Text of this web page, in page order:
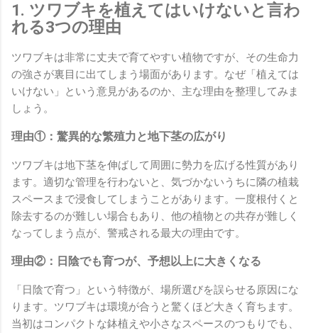
1. ツワブキを植えてはいけないと言わ
れる3つの理由
ツワブキは非常に丈夫で育てやすい植物ですが、その生命力
の強さが裏目に出てしまう場面があります。なぜ「植えては
いけない」という意見があるのか、主な理由を整理してみま
しょう。
理由①：驚異的な繁殖力と地下茎の広がり
ツワブキは地下茎を伸ばして周囲に勢力を広げる性質があり
ます。適切な管理を行わないと、気づかないうちに隣の植栽
スペースまで浸食してしまうことがあります。一度根付くと
除去するのが難しい場合もあり、他の植物との共存が難しく
なってしまう点が、警戒される最大の理由です。
理由②：日陰でも育つが、予想以上に大きくなる
「日陰で育つ」という特徴が、場所選びを誤らせる原因にな
ります。ツワブキは環境が合うと驚くほど大きく育ちます。
当初はコンパクトな鉢植えや小さなスペースのつもりでも、